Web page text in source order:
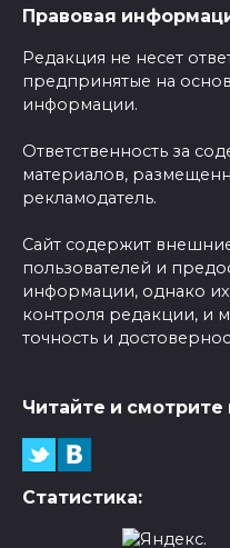
Правовая
Редакция не несет
предпринятые на
информации.
Ответственность за
материалов,
рекламодатель.
Сайт содержит
пользователей и
информации, однако
контроля редакции, и
точность и
Читайте и смотрите
Статистика: